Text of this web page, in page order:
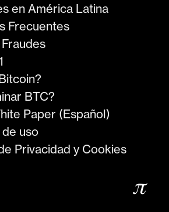
en América Latina
Frecuentes
BTC?
Paper (Español)
uso
Privacidad y Cookies
𝜋